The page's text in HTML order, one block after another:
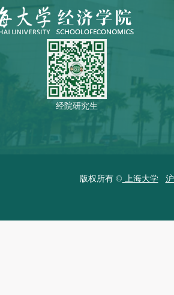
经院研究生
版权所有 © 上海大学